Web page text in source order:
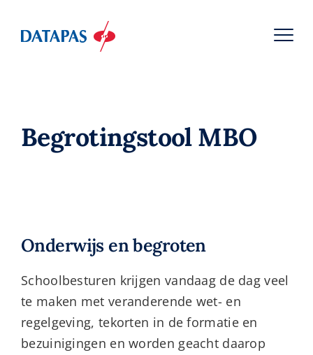
Begrotingstool MBO
Onderwijs en begroten
Schoolbesturen krijgen vandaag de dag veel
te maken met veranderende wet- en
regelgeving, tekorten in de formatie en
bezuinigingen en worden geacht daarop